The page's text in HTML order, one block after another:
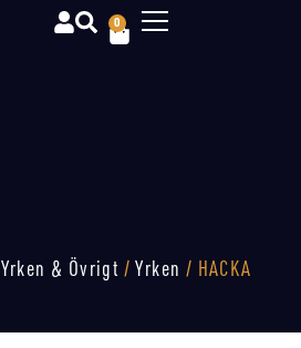
0
Yrken & Övrigt /Yrken / HACKA